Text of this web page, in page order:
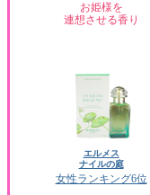
お姫様を
連想させる香り
エルメス
ナイルの庭
女性ランキング6位